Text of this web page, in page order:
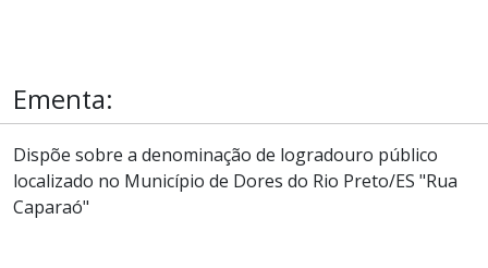
Ementa:
Dispõe sobre a denominação de logradouro público
localizado no Município de Dores do Rio Preto/ES "Rua
Caparaó"